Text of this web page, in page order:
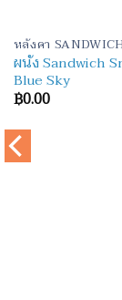
ผนัง Sandwich
Blue Sky
฿0.00